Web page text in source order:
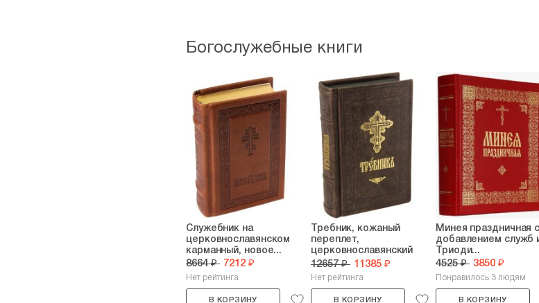
Богослужебные книги
Служебник на
церковнославянском
карманный, новое...
8664 ₽ 7212 ₽
Нет рейтинга
В КОРЗИНУ
Требник, кожаный
переплет,
церковнославянский
язык,...
12657 ₽ 11385 ₽
Нет рейтинга
В КОРЗИНУ
Минея праздничная с
добавлением служб
Триоди...
4525 ₽ 3850 ₽
Понравилось 3 людям
В КОРЗИНУ